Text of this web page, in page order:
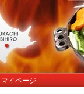
マイページ